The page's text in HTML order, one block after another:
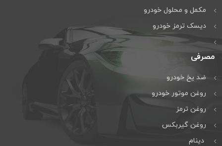
مكمل و محلول خودرو
دیسک ترمز خودرو
مصرفی
ضد یخ خودرو
روغن موتور خودرو
روغن ترمز
روغن گیربكس
دینام